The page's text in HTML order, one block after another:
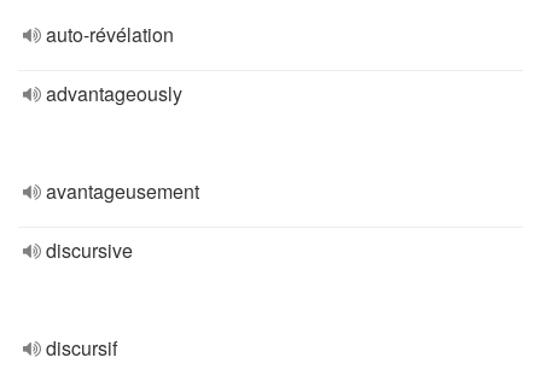
auto-révélation
advantageously
avantageusement
discursive
discursif